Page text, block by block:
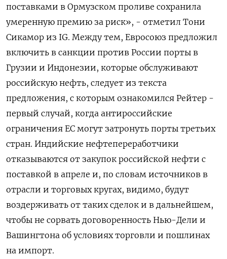
поставками в Ормузском проливе сохранила
умеренную премию за ‌риск», - отметил Тони
Сикамор из IG. Между тем, Евросоюз предложил
включить в санкции против России порты в
Грузии и Индонезии, которые обслуживают
российскую нефть, следует из текста
предложения, с которым ознакомился Рейтер -
первый случай, когда антироссийские
ограничения ЕС могут затронуть порты третьих
стран. Индийские нефтепереработчики
отказываются от ‍закупок российской нефти с
‍поставкой в апреле и, по словам источников в
отрасли и торговых кругах, видимо, будут
‍воздерживать от таких сделок и в дальнейшем,
чтобы не сорвать договоренность Нью-Дели и
Вашингтона об условиях торговли и пошлинах
на ⁠импорт.